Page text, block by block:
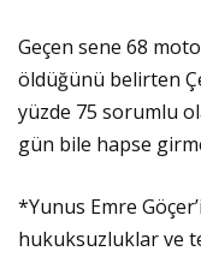
Geçen sene 68
öldüğünü belirten
yüzde 75 sorumlu
gün bile hapse
*Yunus Emre
hukuksuzluklar ve